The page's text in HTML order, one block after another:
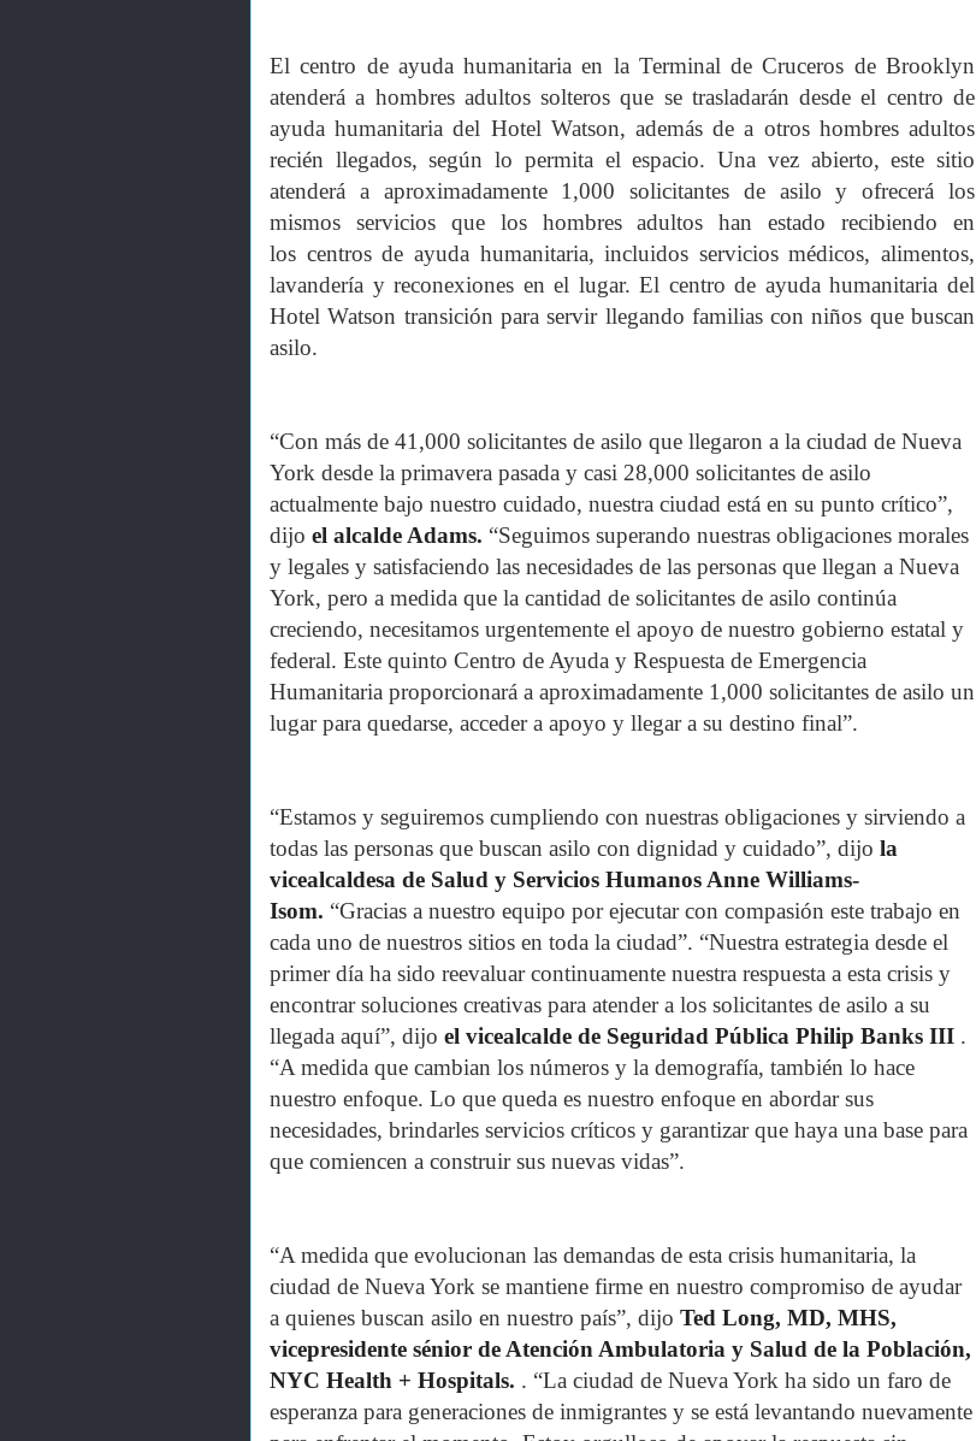
El centro de ayuda humanitaria en la Terminal de Cruceros de Brooklyn
atenderá a hombres adultos solteros que se trasladarán desde el centro de
ayuda humanitaria del Hotel Watson, además de a otros hombres adultos
recién llegados, según lo permita el espacio. Una vez abierto, este sitio
atenderá a aproximadamente 1,000 solicitantes de asilo y ofrecerá los
mismos servicios que los hombres adultos han estado recibiendo en
los centros de ayuda humanitaria, incluidos servicios médicos, alimentos,
lavandería y reconexiones en el lugar. El centro de ayuda humanitaria del
Hotel Watson transición para servir llegando familias con niños que buscan
asilo.
“Con más de 41,000 solicitantes de asilo que llegaron a la ciudad de Nueva
York desde la primavera pasada y casi 28,000 solicitantes de asilo
actualmente bajo nuestro cuidado, nuestra ciudad está en su punto crítico”,
dijo el alcalde Adams. “Seguimos superando nuestras obligaciones morales
y legales y satisfaciendo las necesidades de las personas que llegan a Nueva
York, pero a medida que la cantidad de solicitantes de asilo continúa
creciendo, necesitamos urgentemente el apoyo de nuestro gobierno estatal y
federal. Este quinto Centro de Ayuda y Respuesta de Emergencia
Humanitaria proporcionará a aproximadamente 1,000 solicitantes de asilo un
lugar para quedarse, acceder a apoyo y llegar a su destino final”.
“Estamos y seguiremos cumpliendo con nuestras obligaciones y sirviendo a
todas las personas que buscan asilo con dignidad y cuidado”, dijo la
vicealcaldesa de Salud y Servicios Humanos Anne Williams-
Isom. “Gracias a nuestro equipo por ejecutar con compasión este trabajo en
cada uno de nuestros sitios en toda la ciudad”. “Nuestra estrategia desde el
primer día ha sido reevaluar continuamente nuestra respuesta a esta crisis y
encontrar soluciones creativas para atender a los solicitantes de asilo a su
llegada aquí”, dijo el vicealcalde de Seguridad Pública Philip Banks III .
“A medida que cambian los números y la demografía, también lo hace
nuestro enfoque. Lo que queda es nuestro enfoque en abordar sus
necesidades, brindarles servicios críticos y garantizar que haya una base para
que comiencen a construir sus nuevas vidas”.
“A medida que evolucionan las demandas de esta crisis humanitaria, la
ciudad de Nueva York se mantiene firme en nuestro compromiso de ayudar
a quienes buscan asilo en nuestro país”, dijo Ted Long, MD, MHS,
vicepresidente sénior de Atención Ambulatoria y Salud de la Población,
NYC Health + Hospitals. . “La ciudad de Nueva York ha sido un faro de
esperanza para generaciones de inmigrantes y se está levantando nuevamente